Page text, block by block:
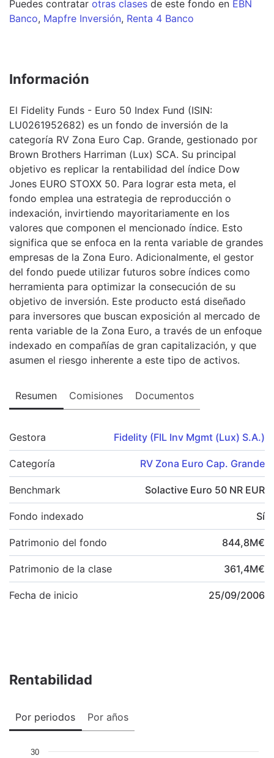
Puedes contratar otras clases de este fondo en EBN
Banco, Mapfre Inversión, Renta 4 Banco
Información
El Fidelity Funds - Euro 50 Index Fund (ISIN:
LU0261952682) es un fondo de inversión de la
categoría RV Zona Euro Cap. Grande, gestionado por
Brown Brothers Harriman (Lux) SCA. Su principal
objetivo es replicar la rentabilidad del índice Dow
Jones EURO STOXX 50. Para lograr esta meta, el
fondo emplea una estrategia de reproducción o
indexación, invirtiendo mayoritariamente en los
valores que componen el mencionado índice. Esto
significa que se enfoca en la renta variable de grandes
empresas de la Zona Euro. Adicionalmente, el gestor
del fondo puede utilizar futuros sobre índices como
herramienta para optimizar la consecución de su
objetivo de inversión. Este producto está diseñado
para inversores que buscan exposición al mercado de
renta variable de la Zona Euro, a través de un enfoque
indexado en compañías de gran capitalización, y que
asumen el riesgo inherente a este tipo de activos.
Resumen Comisiones Documentos
Gestora Fidelity (FIL Inv Mgmt (Lux) S.A.)
Categoría RV Zona Euro Cap. Grande
Benchmark Solactive Euro 50 NR EUR
Fondo indexado Sí
Patrimonio del fondo 844,8M€
Patrimonio de la clase 361,4M€
Fecha de inicio 25/09/2006
Rentabilidad
Por periodos Por años
30